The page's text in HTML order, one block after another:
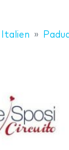
Italien